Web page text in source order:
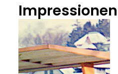
Impressionen